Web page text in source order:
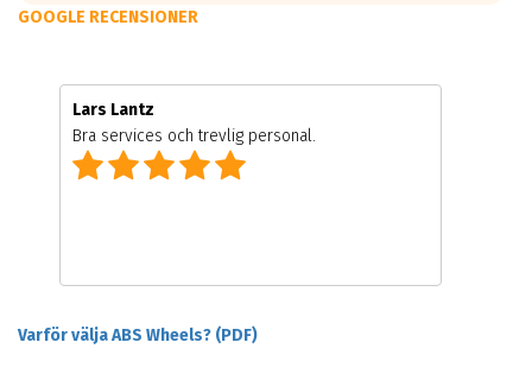
GOOGLE RECENSIONER
Lars Lantz
Bra services och trevlig personal.
Varför välja ABS Wheels? (PDF)